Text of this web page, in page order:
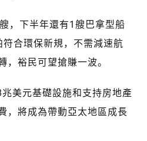
，下半年還有1艘巴拿型船
合環保新規，不需減速航
，裕民可望搶賺一波。
美元基礎設施和支持房地產
，將成為帶動亞太地區成長